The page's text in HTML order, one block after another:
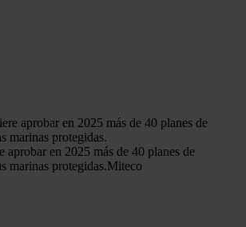
aprobar en 2025 más de 40 planes de
marinas protegidas.Miteco